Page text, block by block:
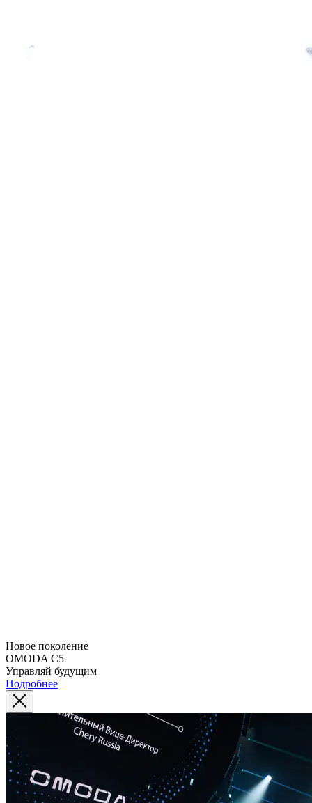
Новое поколение
OMODA C5
Управляй будущим
Подробнее